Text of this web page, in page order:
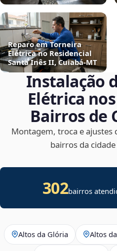
Reparo em Torneira
Elétrica no Residencial
Santa Inês II, Cuiabá‑MT
Instalação
Elétrica
Bairros de
Montagem, troca e ajustes
bairros da cidade
302bairros
Altos da Glória Altos